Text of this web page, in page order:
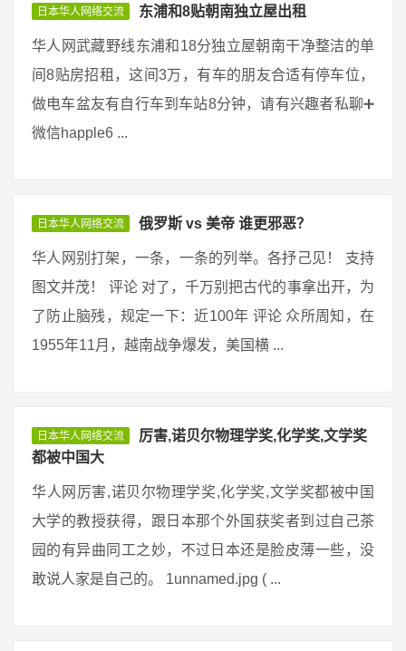
日本华人网络交流 东浦和8贴朝南独立屋出租
华人网武藏野线东浦和18分独立屋朝南干净整洁的单
间8贴房招租，这间3万，有车的朋友合适有停车位，
做电车盆友有自行车到车站8分钟，请有兴趣者私聊➕
微信happle6 ...
日本华人网络交流 俄罗斯 vs 美帝 谁更邪恶？
华人网别打架，一条，一条的列举。各抒己见！ 支持
图文并茂！ 评论 对了，千万别把古代的事拿出开，为
了防止脑残，规定一下：近100年 评论 众所周知，在
1955年11月，越南战争爆发，美国横 ...
日本华人网络交流
厉害,诺贝尔物理学奖,化学奖,文学奖
都被中国大
华人网厉害,诺贝尔物理学奖,化学奖,文学奖都被中国
大学的教授获得，跟日本那个外国获奖者到过自己茶
园的有异曲同工之妙，不过日本还是脸皮薄一些，没
敢说人家是自己的。 1unnamed.jpg ( ...